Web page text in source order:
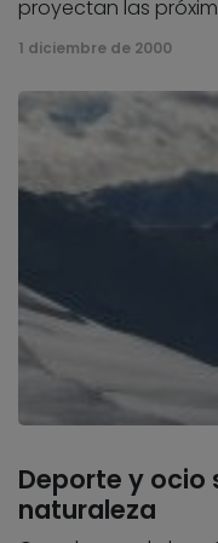
proyectan las
1 diciembre de 2000
Deporte y ocio
naturaleza